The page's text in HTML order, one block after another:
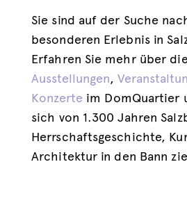
Sie sind auf der Suche
besonderen Erlebnis in
Erfahren Sie mehr über
Ausstellungen,
Konzerte im DomQuartier
sich von 1.300 Jahren
Herrschaftsgeschichte,
Architektur in den Bann